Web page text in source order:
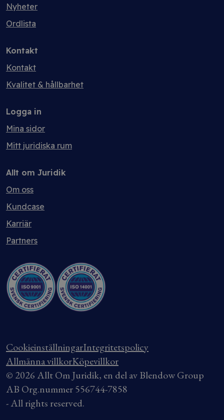
Nyheter
Ordlista
Kontakt
Kontakt
Kvalitet & hållbarhet
Logga in
Mina sidor
Mitt juridiska rum
Allt om Juridik
Om oss
Kundcase
Karriär
Partners
CookieinställningarIntegritetspolicy
Allmänna villkorKöpevillkor
© 2026 Allt Om Juridik, en del av Blendow Group
AB Org.nummer 556744-7858
- All rights reserved.